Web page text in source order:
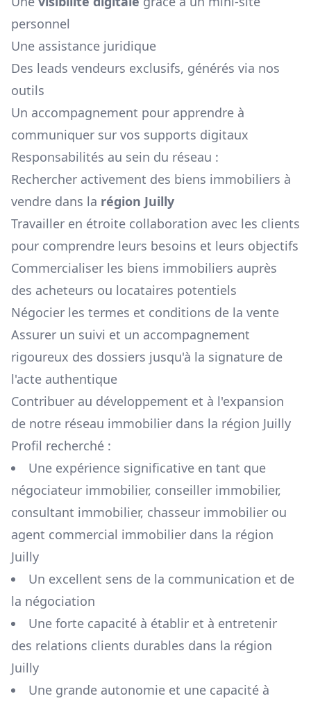
personnel
Une assistance juridique
Des leads vendeurs exclusifs, générés via nos
outils
Un accompagnement pour apprendre à
communiquer sur vos supports digitaux
Responsabilités au sein du réseau :
Rechercher activement des biens immobiliers à
vendre dans la région Juilly
Travailler en étroite collaboration avec les clients
pour comprendre leurs besoins et leurs objectifs
Commercialiser les biens immobiliers auprès
des acheteurs ou locataires potentiels
Négocier les termes et conditions de la vente
Assurer un suivi et un accompagnement
rigoureux des dossiers jusqu'à la signature de
l'acte authentique
Contribuer au développement et à l'expansion
de notre réseau immobilier dans la région Juilly
Profil recherché :
Une expérience significative en tant que
négociateur immobilier, conseiller immobilier,
consultant immobilier, chasseur immobilier ou
agent commercial immobilier dans la région
Juilly
Un excellent sens de la communication et de
la négociation
Une forte capacité à établir et à entretenir
des relations clients durables dans la région
Juilly
Une grande autonomie et une capacité à